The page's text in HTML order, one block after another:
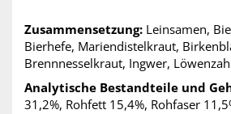
Zusammensetzung: Leinsamen,
Bierhefe, Mariendistelkraut,
Brennnesselkraut, Ingwer,
Analytische Bestandteile und
31,2%, Rohfett 15,4%, Rohfaser